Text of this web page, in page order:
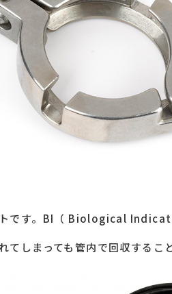
です。BI（ Biological
しまっても管内で回収するこ